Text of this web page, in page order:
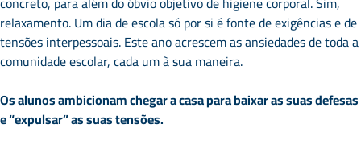
relaxamento. Um dia de escola só por si é fonte de exigências e de
tensões interpessoais. Este ano acrescem as ansiedades de toda a
comunidade escolar, cada um à sua maneira.
Os alunos ambicionam chegar a casa para baixar as suas defesas
e “expulsar” as suas tensões.